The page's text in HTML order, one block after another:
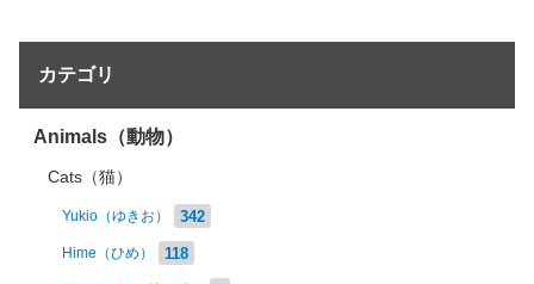
カテゴリ
Animals（動物）
Cats（猫）
Yukio（ゆきお） 342
Hime（ひめ） 118